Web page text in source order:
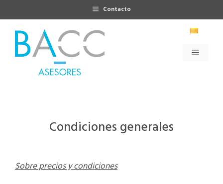
al
contenido
Contacto
Menú
Condiciones generales
Sobre precios y condiciones